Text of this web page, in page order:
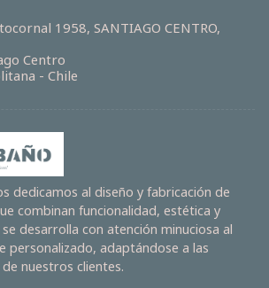
1958, SANTIAGO CENTRO,
Centro
- Chile
dedicamos al diseño y fabricación de
combinan funcionalidad, estética y
desarrolla con atención minuciosa al
personalizado, adaptándose a las
nuestros clientes.